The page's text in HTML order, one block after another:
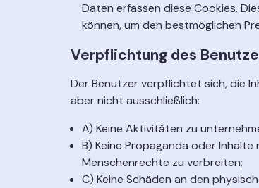
Daten erfassen diese Cookies.
können, um den bestmöglichen
Verpflichtung des
Der Benutzer verpflichtet sich, die
aber nicht ausschließlich:
A) Keine Aktivitäten zu
B) Keine Propaganda oder
Menschenrechte zu verbreiten;
C) Keine Schäden an den